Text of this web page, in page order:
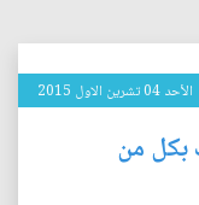
الأحد 04 تشرين الاول 2015
بكل من